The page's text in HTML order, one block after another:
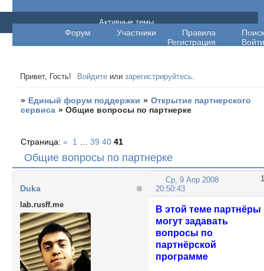
Единый форум поддержки
Форум Участники Правила
Поиск
Регистрация
Войти
Активные темы
Привет, Гость! Войдите илизарегистрируйтесь.
» Единый форум поддержки » Открытие партнерского
сервиса »Общие вопросы по партнерке
Общие вопросы по партнерке
Страница:« 1 39 40 41
1
Ср, 9 Апр 2008
20:50:43
Duka
lab.rusff.me
В этой теме партнёры
могут задавать
вопросы по
партнёрской
программе